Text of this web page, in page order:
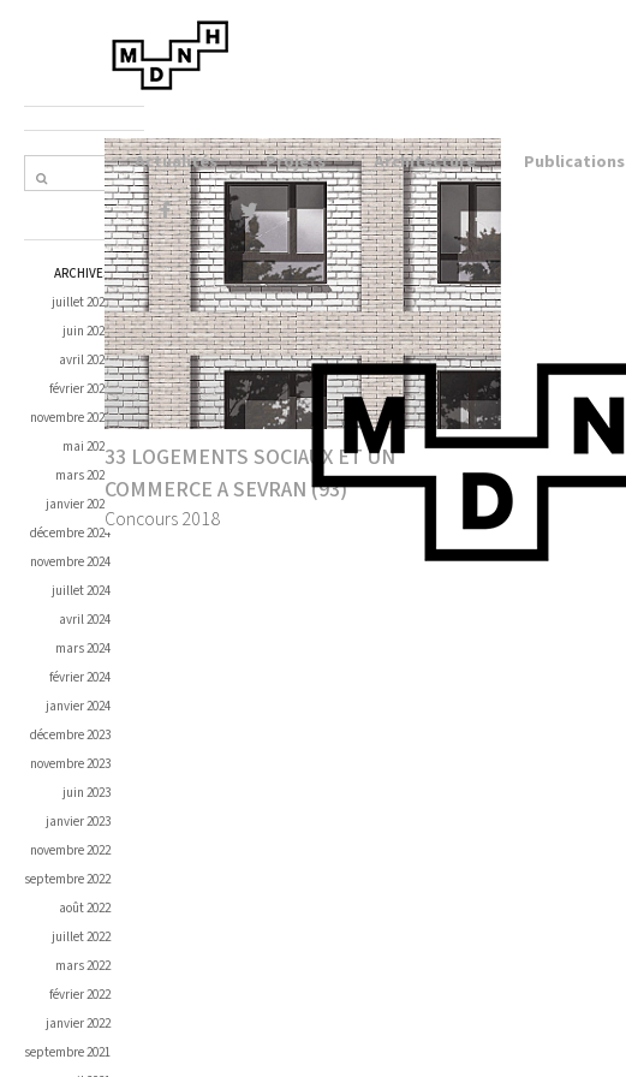
Actualités Projets Architecture Publications
ARCHIVES
juillet 2026
juin 2026
avril 2026
février 2026
novembre 2025
mai 2025
mars 2025
janvier 2025
décembre 2024
novembre 2024
juillet 2024
avril 2024
mars 2024
février 2024
janvier 2024
décembre 2023
novembre 2023
juin 2023
janvier 2023
novembre 2022
septembre 2022
août 2022
juillet 2022
mars 2022
février 2022
janvier 2022
septembre 2021
Proud
ly
powe
red by
Word
Press
33 LOGEMENTS SOCIAUX ET UN
COMMERCE A SEVRAN (93)
Concours 2018